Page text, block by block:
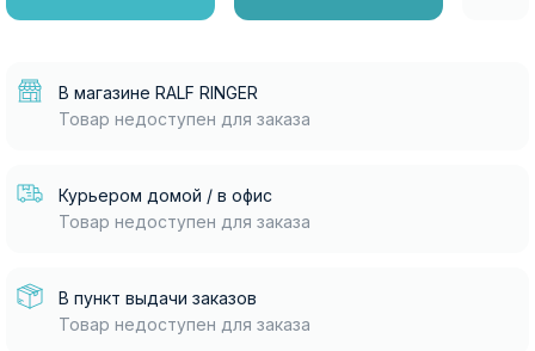
В магазине RALF RINGER
Товар недоступен для заказа
Курьером домой / в офис
Товар недоступен для заказа
В пункт выдачи заказов
Товар недоступен для заказа